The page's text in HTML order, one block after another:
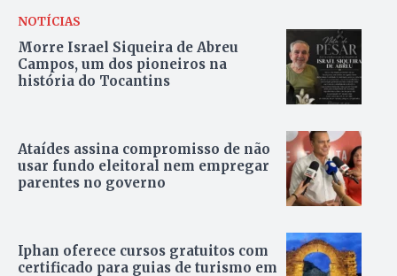
NOTÍCIAS
Morre Israel Siqueira de Abreu
Campos, um dos pioneiros na
história do Tocantins
Ataídes assina compromisso de não
usar fundo eleitoral nem empregar
parentes no governo
Iphan oferece cursos gratuitos com
certificado para guias de turismo em